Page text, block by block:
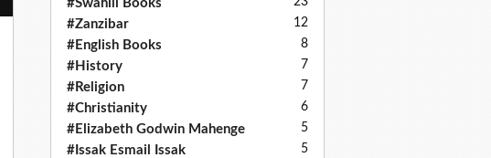
#Swahili Books
#Zanzibar 12
#English Books 8
#History 7
#Religion 7
#Christianity 6
#Elizabeth Godwin Mahenge 5
#Issak Esmail Issak 5